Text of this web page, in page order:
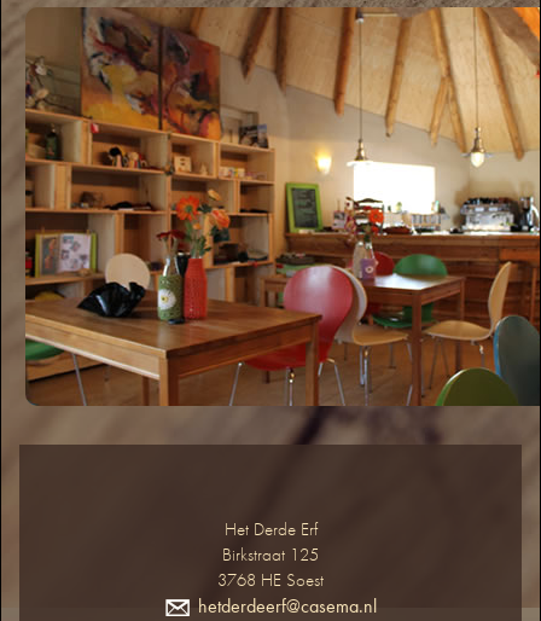
Het Derde Erf
Birkstraat 125
3768 HE Soest
hetderdeerf@casema.nl